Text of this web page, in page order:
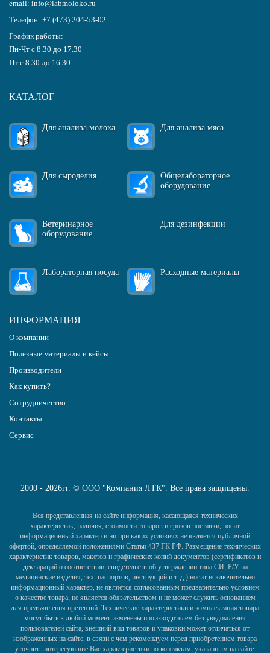
email: info@labmoloko.ru
Телефон: +7 (473) 204-53-02
График работы:
Пн-Чт с 8.30 до 17.30
Пт с 8.30 до 16.30
КАТАЛОГ
Для анализа молока Для анализа мяса
Для сыроделия
Общелабораторное
оборудование
Ветеринарное
оборудование
Для дезинфекции
Лабораторная посуда Расходные материалы
ИНФОРМАЦИЯ
О компании
Полезные материалы и кейсы
Производители
Как купить?
Сотрудничество
Контакты
Сервис
2000 - 2026гг. © ООО "Компания ЛТК". Все права защищены.
Вся представленная на сайте информация, касающаяся технических
характеристик, наличия, стоимости товаров и сроков поставки, носит
информационный характер и ни при каких условиях не является публичной
офертой, определяемой положениями Статьи 437 ГК РФ. Размещение технических
характеристик товаров, макетов и графических копий документов (сертификатов и
деклараций о соответствии, свидетельств об утверждении типа СИ, Р/У на
медицинские изделия, тех. паспортов, инструкций и т. д.) носит исключительно
информационный характер, не является согласованным предварительно условием
о качестве товара, не является обязательством и не может служить основанием
для предъявления претензий. Технические характеристики и комплектация товара
могут быть в любой момент изменены производителем без уведомления
пользователей сайта, внешний вид товаров и упаковки может отличаться от
изображенных на сайте, в связи с чем рекомендуем перед приобретением товара
уточнить интересующие Вас характеристики по контактам, указанным на сайте.